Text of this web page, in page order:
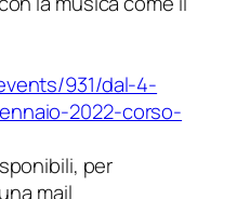
931/dal-4-
ennaio-2022-corso-
per
mail